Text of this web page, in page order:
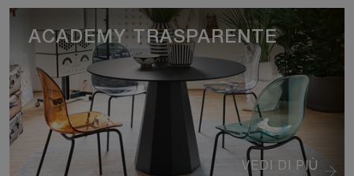
VEDI DI PIÙ
ACADEMY TRASPARENTE